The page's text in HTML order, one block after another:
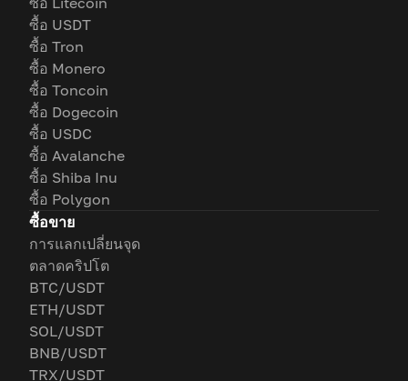
ซื้อ USDT
ซื้อ Tron
ซื้อ Monero
ซื้อ Toncoin
ซื้อ Dogecoin
ซื้อ USDC
ซื้อ Avalanche
ซื้อ Shiba Inu
ซื้อ Polygon
ซื้อขาย
การแลกเปลี่ยนจุด
ตลาดคริปโต
BTC/USDT
ETH/USDT
SOL/USDT
BNB/USDT
TRX/USDT